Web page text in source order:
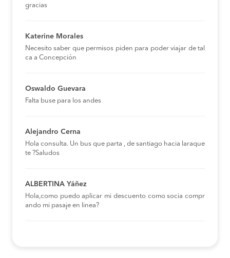
gracias
Katerine Morales
Necesito saber que permisos piden para poder viajar de tal
ca a Concepción
Oswaldo Guevara
Falta buse para los andes
Alejandro Cerna
Hola consulta. Un bus que parta , de santiago hacia laraque
te ?Saludos
ALBERTINA Yáñez
Hola,como puedo aplicar mi descuento como socia compr
ando mi pasaje en linea?